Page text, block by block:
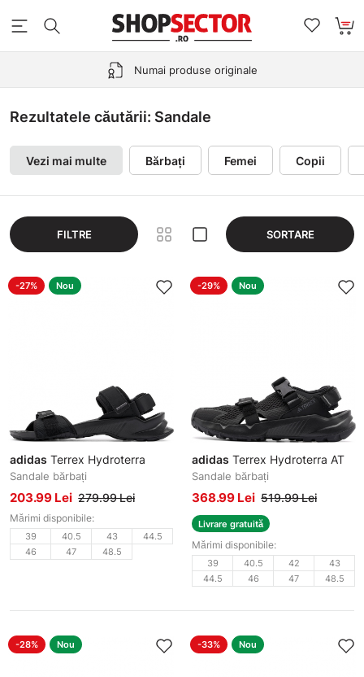
Retur gratuit în 30 de zile
Rezultatele căutării: Sandale
Vezi mai multe Bărbați Femei Copii
FILTRE SORTARE
-27% Nou
adidas Terrex Hydroterra
Sandale bărbați
203.99 Lei 279.99 Lei
Mărimi disponibile:
39 40.5 43
44.5
46
47 48.5
-29% Nou
adidas Terrex Hydroterra AT
Sandale bărbați
368.99 Lei 519.99 Lei
Livrare gratuită
Mărimi disponibile:
39 40.5 42
43
44.5
46 47 48.5
-28% Nou -33% Nou